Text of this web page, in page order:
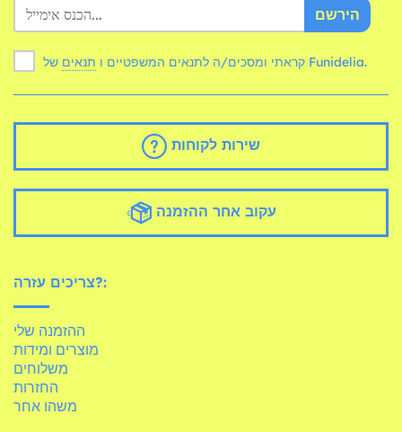
הירשם
קראתי ומסכים/ה לתנאים המשפטיים ו תנאים של Funidelia.
שירות לקוחות
עקוב אחר ההזמנה
צריכים עזרה?:
ההזמנה שלי
מוצרים ומידות
משלוחים
החזרות
משהו אחר